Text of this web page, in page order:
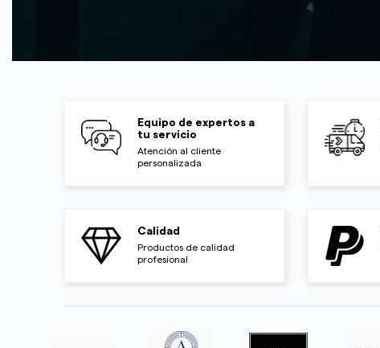
Equipo de expertos a
tu servicio
Atención al cliente
personalizada
Calidad
Productos de calidad
profesional